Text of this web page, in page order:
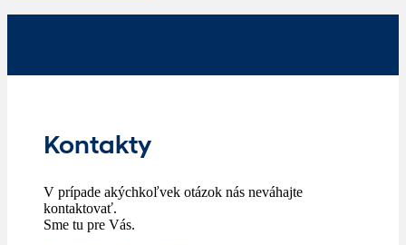
Kontakty
V prípade akýchkoľvek otázok nás neváhajte
kontaktovať.
Sme tu pre Vás.